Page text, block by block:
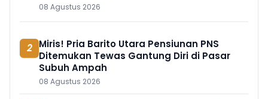
08 Agustus 2026
2 Miris! Pria Barito Utara Pensiunan PNS
Ditemukan Tewas Gantung Diri di Pasar
Subuh Ampah
08 Agustus 2026